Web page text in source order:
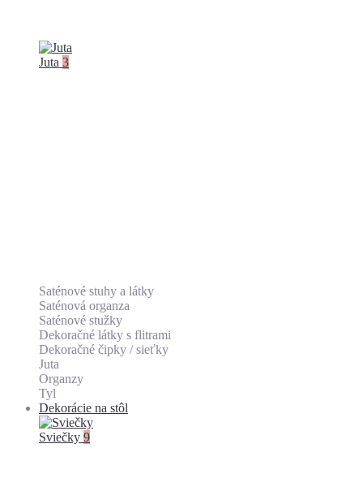
Juta 3
Saténové stuhy a látky
Saténová organza
Saténové stužky
Dekoračné látky s flitrami
Dekoračné čipky / sieťky
Juta
Organzy
Tyl
Dekorácie na stôl
Sviečky 9